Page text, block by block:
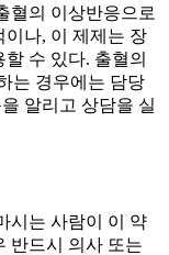
혈의 이상반응으로
이나, 이 제제는 장
수 있다. 출혈의
는 경우에는 담당
알리고 상담을 실
시는 사람이 이 약
반드시 의사 또는